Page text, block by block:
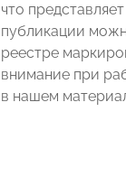
что
публикации
реестре
внимание при
в нашем